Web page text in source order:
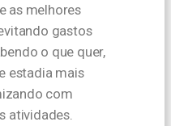
as melhores
gastos
o que quer,
estadia mais
com
atividades.